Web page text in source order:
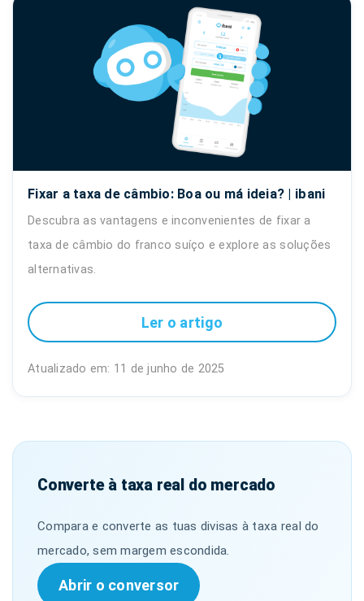
Fixar a taxa de câmbio: Boa ou má ideia? | ibani
Descubra as vantagens e inconvenientes de fixar a
taxa de câmbio do franco suíço e explore as soluções
alternativas.
Ler o artigo
Atualizado em: 11 de junho de 2025
Converte à taxa real do mercado
Compara e converte as tuas divisas à taxa real do
mercado, sem margem escondida.
Abrir o conversor